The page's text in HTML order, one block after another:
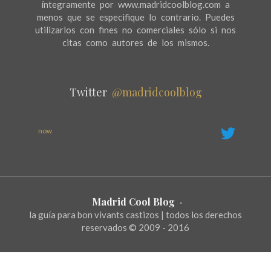
íntegramente por www.madridcoolblog.com a
menos que se especifique lo contrario. Puedes
utilizarlos con fines no comerciales sólo si nos
citas como autores de los mismos.
Twitter @madridcoolblog
now
Madrid Cool Blog ·
la guía para bon vivants castizos | todos los derechos
reservados © 2009 - 2016